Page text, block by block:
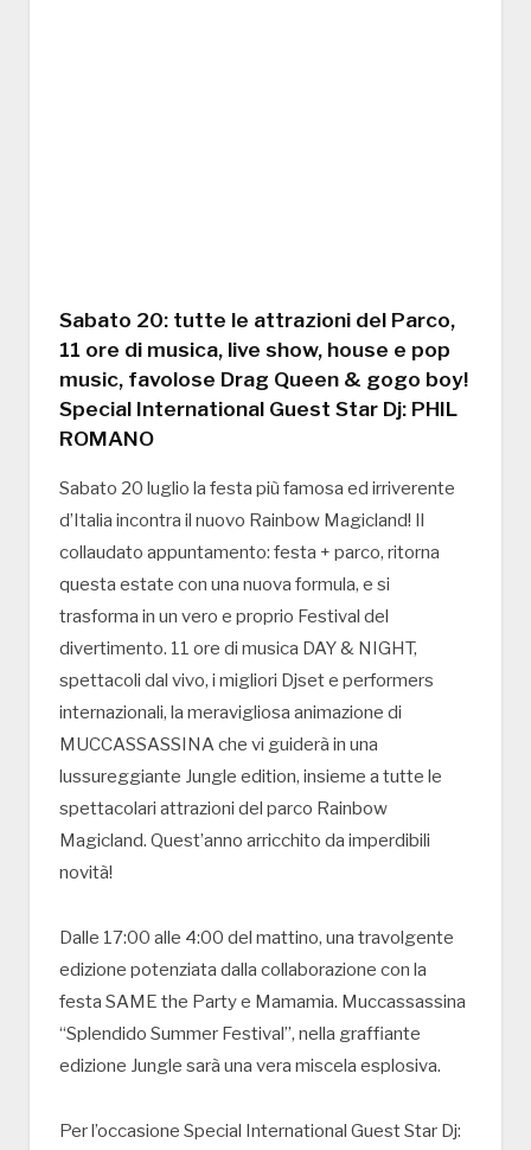
Sabato 20: tutte le attrazioni del Parco,
11 ore di musica, live show, house e pop
music, favolose Drag Queen & gogo boy!
Special International Guest Star Dj: PHIL
ROMANO
Sabato 20 luglio la festa più famosa ed irriverente
d’Italia incontra il nuovo Rainbow Magicland! Il
collaudato appuntamento: festa + parco, ritorna
questa estate con una nuova formula, e si
trasforma in un vero e proprio Festival del
divertimento. 11 ore di musica DAY & NIGHT,
spettacoli dal vivo, i migliori Djset e performers
internazionali, la meravigliosa animazione di
MUCCASSASSINA che vi guiderà in una
lussureggiante Jungle edition, insieme a tutte le
spettacolari attrazioni del parco Rainbow
Magicland. Quest’anno arricchito da imperdibili
novità!
Dalle 17:00 alle 4:00 del mattino, una travolgente
edizione potenziata dalla collaborazione con la
festa SAME the Party e Mamamia. Muccassassina
“Splendido Summer Festival”, nella graffiante
edizione Jungle sarà una vera miscela esplosiva.
Per l’occasione Special International Guest Star Dj: